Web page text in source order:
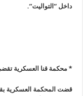
داخل “التواليت“.
* محكمة قنا العسكرية تقضي بسجن 29 من